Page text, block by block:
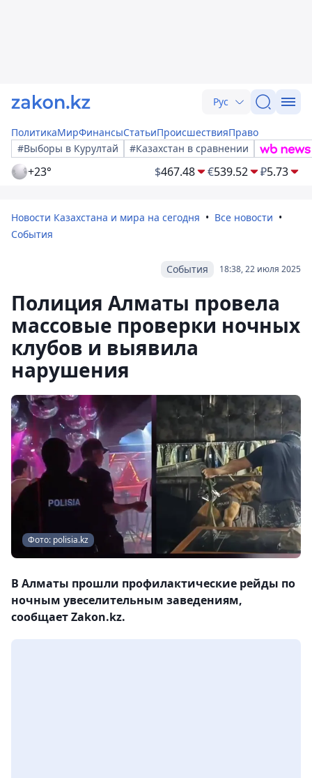
Рус
ПолитикаМирФинансыСтатьиПроисшествияПраво
#Выборы в Курултай
#Казахстан в сравнении
+23° $467.48 €539.52 ₽5.73
Новости Казахстана и мира на сегодня
Все новости
События
18:38, 22 июля 2025
События
Полиция Алматы провела
массовые проверки ночных
клубов и выявила
нарушения
Фото: polisia.kz
В Алматы прошли профилактические рейды по
ночным увеселительным заведениям,
сообщает Zakon.kz.